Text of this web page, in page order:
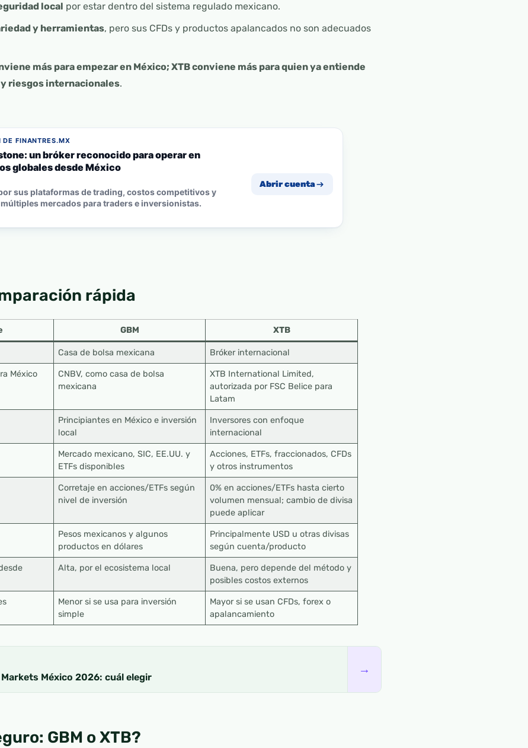
local por estar dentro del sistema regulado mexicano.
y herramientas, pero sus CFDs y productos apalancados no son adecuados
más para empezar en México; XTB conviene más para quien ya entiende
riesgos internacionales.
DE FINANTRES.MX
un bróker reconocido para operar en
globales desde México
sus plataformas de trading, costos competitivos y
mercados para traders e inversionistas.
Abrir cuenta
rápida
GBM XTB
Casa de bolsa mexicana Bróker internacional
México
CNBV, como casa de bolsa
mexicana
XTB International Limited,
autorizada por FSC Belice para
Latam
Principiantes en México e inversión
local
Inversores con enfoque
internacional
Mercado mexicano, SIC, EE.UU. y
ETFs disponibles
Acciones, ETFs, fraccionados, CFDs
y otros instrumentos
Corretaje en acciones/ETFs según
nivel de inversión
0% en acciones/ETFs hasta cierto
volumen mensual; cambio de divisa
puede aplicar
Pesos mexicanos y algunos
productos en dólares
Principalmente USD u otras divisas
según cuenta/producto
Alta, por el ecosistema local
Buena, pero depende del método y
posibles costos externos
Menor si se usa para inversión
simple
Mayor si se usan CFDs, forex o
apalancamiento
México 2026: cuál elegir
→
GBM o XTB?